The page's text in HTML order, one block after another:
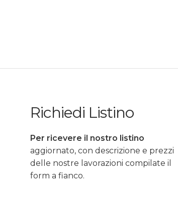
Richiedi Listino
Per ricevere il nostro listino
aggiornato, con descrizione e prezzi
delle nostre lavorazioni compilate il
form a fianco.